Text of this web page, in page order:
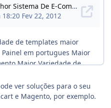
ver soluções para o seu
e Magento, por exemplo.